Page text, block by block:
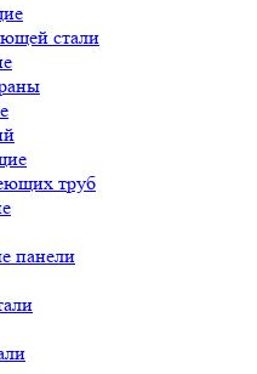
стали
труб
панели